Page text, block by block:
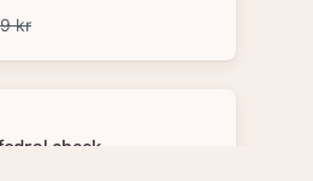
kr
check